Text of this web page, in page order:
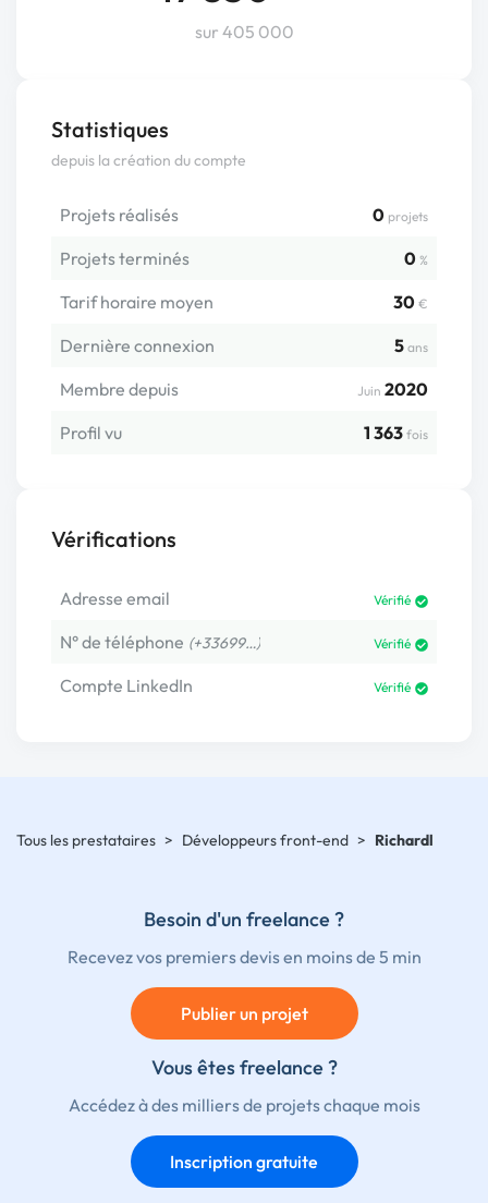
sur 405 000
Statistiques
depuis la création du compte
Projets réalisés 0 projets
Projets terminés 0 %
Tarif horaire moyen 30 €
Dernière connexion 5 ans
Membre depuis Juin 2020
Profil vu
1 363 fois
Vérifications
Adresse email Vérifié
N° de téléphone (+33699…) Vérifié
Compte LinkedIn Vérifié
Tous les prestataires > Développeurs front-end > Richardl
Besoin d'un freelance ?
Recevez vos premiers devis en moins de 5 min
Publier un projet
Vous êtes freelance ?
Accédez à des milliers de projets chaque mois
Inscription gratuite